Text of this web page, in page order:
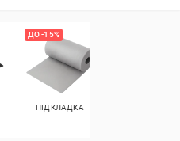
ДО -15%
ПІДКЛАДКА